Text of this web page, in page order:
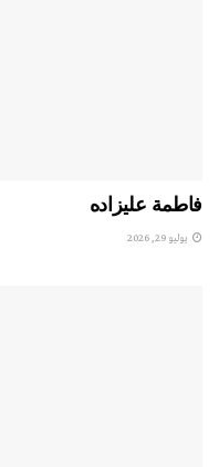
فاطمة عليزاده
يوليو 29, 2026